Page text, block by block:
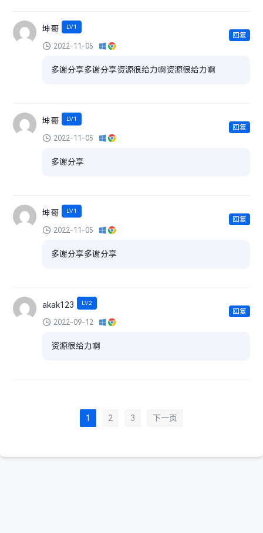
坤哥 LV1
2022-11-05
多谢分享多谢分享资源很给力啊资源很给力啊
回复
坤哥 LV1
2022-11-05
多谢分享
回复
坤哥 LV1
2022-11-05
多谢分享多谢分享
回复
akak123 LV2
2022-09-12
资源很给力啊
回复
1 2 3 下一页